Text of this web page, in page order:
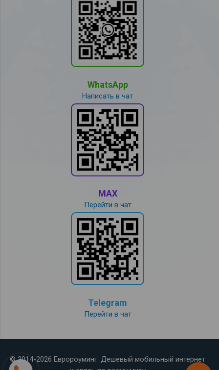
WhatsApp
Написать в чат
MAX
Перейти в чат
Telegram
Перейти в чат
© 2014-2026 Евророуминг. Дешевый мобильный интернет